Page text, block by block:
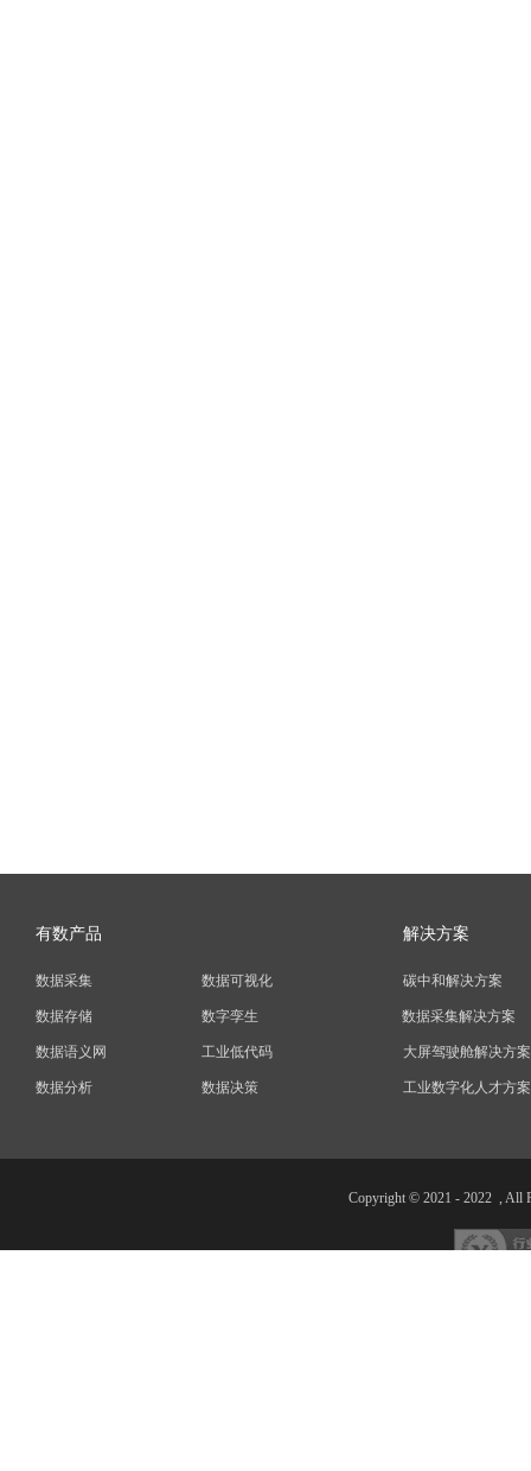
Copyright © 2021 - 2022 ,
碳中和解决方案
数据采集解决方案
数据决策
解决方案
工业低代码 大屏驾驶舱解决方案
工业数字化人才方案
数据分析
数据可视化
数字孪生
数据语义网
数据采集
数据存储
有数产品